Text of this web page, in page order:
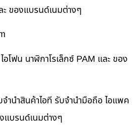
ของแบรนด์เนมต่างๆ
โฟน นาฬิกาโรเล็กซ์ PAM และ ของ
ำนำสินค้าไอที รับจำนำมือถือ ไอแพค
แบรนด์เนมต่างๆ